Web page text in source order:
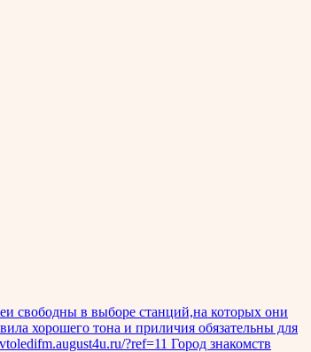
свободны в выборе станций,на которых они
хорошего тона и приличия обязательны для
?ref=11 Город знакомств